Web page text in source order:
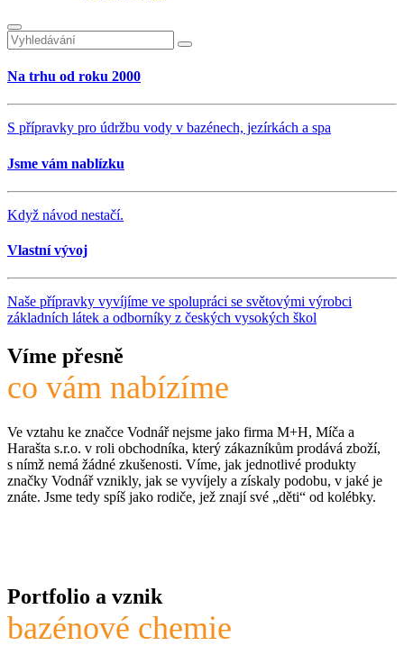
Na trhu od roku 2000
S přípravky pro údržbu vody v bazénech, jezírkách a spa
Jsme vám nablízku
Když návod nestačí.
Vlastní vývoj
Naše přípravky vyvíjíme ve spolupráci se světovými výrobci
základních látek a odborníky z českých vysokých škol
Víme přesně
co vám nabízíme
Ve vztahu ke značce Vodnář nejsme jako firma M+H, Míča a
Harašta s.r.o. v roli obchodníka, který zákazníkům prodává zboží,
s nímž nemá žádné zkušenosti. Víme, jak jednotlivé produkty
značky Vodnář vznikly, jak se vyvíjely a získaly podobu, v jaké je
znáte. Jsme tedy spíš jako rodiče, jež znají své „děti“ od kolébky.
Portfolio a vznik
bazénové chemie